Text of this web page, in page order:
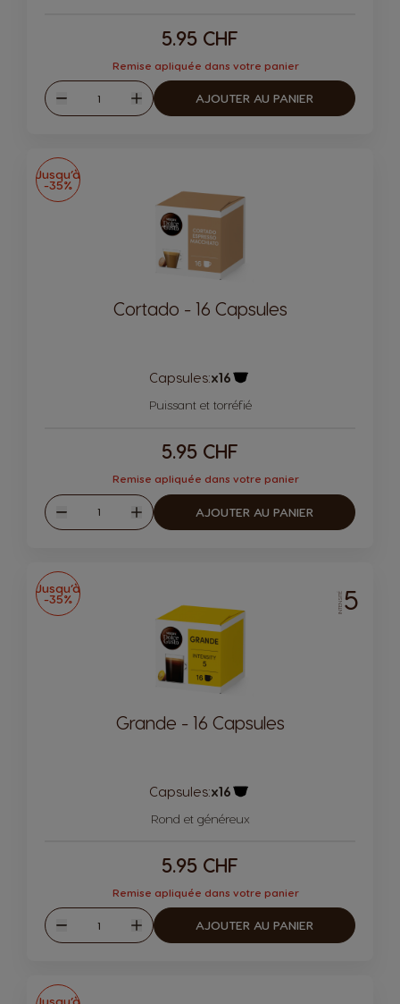
5.95 CHF
Remise apliquée dans votre panier
Diminuer
Quantité
Augmenter
AJOUTER AU PANIER
Jusqu’à
-35%
Cortado - 16 Capsules
Capsules:x16
Puissant et torréfié
5.95 CHF
Remise apliquée dans votre panier
Diminuer
Quantité
Augmenter
AJOUTER AU PANIER
Jusqu’à
-35% INTENSITÉ5
Grande - 16 Capsules
Capsules:x16
Rond et généreux
5.95 CHF
Remise apliquée dans votre panier
Diminuer
Quantité
Augmenter
AJOUTER AU PANIER
Jusqu’à